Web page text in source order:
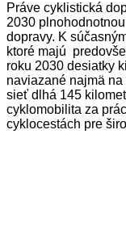
Práve cyklistická
2030
dopravy. K
ktoré majú
roku 2030 desiatky
naviazané najmä
sieť dlhá 145
cyklomobilita za
cyklocestách pre